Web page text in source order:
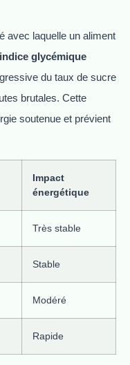
avec laquelle un aliment
glycémique
du taux de sucre
brutales. Cette
soutenue et prévient
Impact
énergétique
Très stable
Stable
Modéré
Rapide